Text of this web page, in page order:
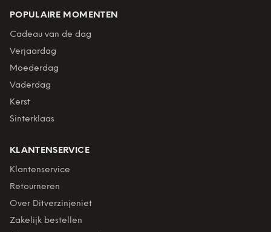
POPULAIRE MOMENTEN
Cadeau van de dag
Verjaardag
Moederdag
Vaderdag
Kerst
Sinterklaas
KLANTENSERVICE
Klantenservice
Retourneren
Over Ditverzinjeniet
Zakelijk bestellen